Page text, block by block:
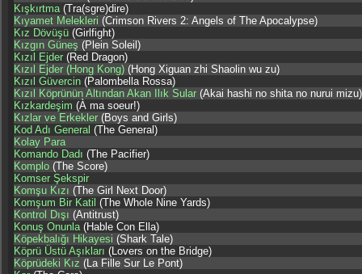
Kışkırtma(Tra(sgre)dire)
Kıyamet Melekleri (Crimson Rivers 2: Angels of The Apocalypse)
Kız Dövüşü (Girlfight)
Kızgın Güneş (Plein Soleil)
Kızıl Ejder (Red Dragon)
Kızıl Ejder (Hong Kong) (Hong Xiguan zhi Shaolin wu zu)
Kızıl Güvercin (Palombella Rossa)
Kızıl Köprünün Altından Akan Ilık Sular (Akai hashi no shita no nurui mizu)
Kızkardeşim (À ma soeur!)
Kızlar ve Erkekler (Boys and Girls)
Kod Adı General (The General)
Kolay Para
Komando Dadı (The Pacifier)
Komplo (The Score)
Komser Şekspir
Komşu Kızı (The Girl Next Door)
Komşum Bir Katil (The Whole Nine Yards)
Kontrol Dışı (Antitrust)
Konuş Onunla(Hable Con Ella)
Köpekbalığı Hikayesi (Shark Tale)
Köprü Üstü Aşıkları (Lovers on the Bridge)
Köprüdeki Kız (La Fille Sur Le Pont)